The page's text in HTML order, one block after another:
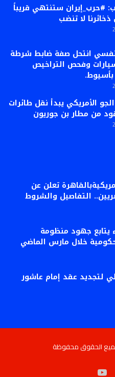
#حرب_إيران ستنتهي قريباً
لا تنضب
انتحل صفة ضابط شرطة
وفحص التراخيص
بأسيوط.
الأمريكي يبدأ نقل طائرات
من مطار بن جوريون
تعلن عن
التفاصيل والشروط
يتابع جهود منظومة
خلال مارس الماضي
لتجديد عقد إمام عاشور
‫YouTube